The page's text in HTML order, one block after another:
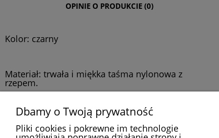
OPINIE O PRODUKCIE (0)
Kolor: czarny
Materiał: trwała i miękka taśma nylonowa z
rzepem.
Długość: 15CM; Szerokość 1.2CM
Dbamy o Twoją prywatność
Pliki cookies i pokrewne im technologie